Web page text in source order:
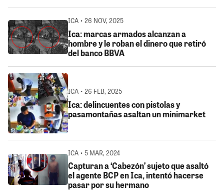
ICA • 26 NOV, 2025
Ica: marcas armados alcanzan a
hombre y le roban el dinero que retiró
del banco BBVA
ICA • 26 FEB, 2025
Ica: delincuentes con pistolas y
pasamontañas asaltan un minimarket
ICA • 5 MAR, 2024
Capturan a ‘Cabezón’ sujeto que asaltó
el agente BCP en Ica, intentó hacerse
pasar por su hermano